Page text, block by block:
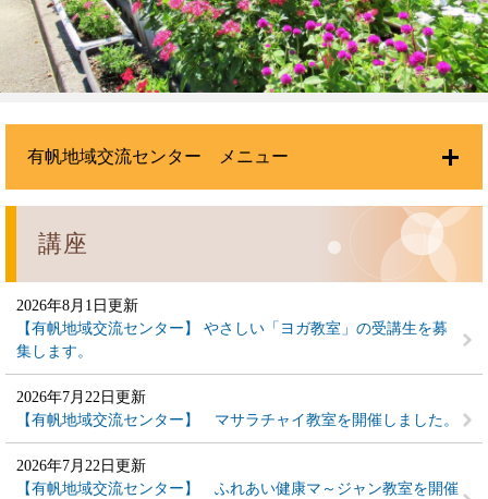
講座
2026年8月1日更新
【有帆地域交流センター】 やさしい「ヨガ教室」の受講生を募
集します。
2026年7月22日更新
【有帆地域交流センター】 マサラチャイ教室を開催しました。
2026年7月22日更新
【有帆地域交流センター】 ふれあい健康マ～ジャン教室を開催
有帆地域交流センター メニュー